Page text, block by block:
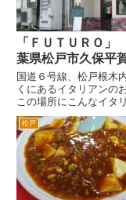
「ＦＵＴＵＲＯ
葉県松戸市久保平
国道６号線、松戸根木
くにあるイタリアンの
この場所にこんなイタ
店あったっけ？という
象です。 古い居酒屋と
た場所かもしれません
ると２０００年に開業
す。 ＪＲ北小金駅から
５...
松戸